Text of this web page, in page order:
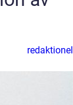
redaktionel